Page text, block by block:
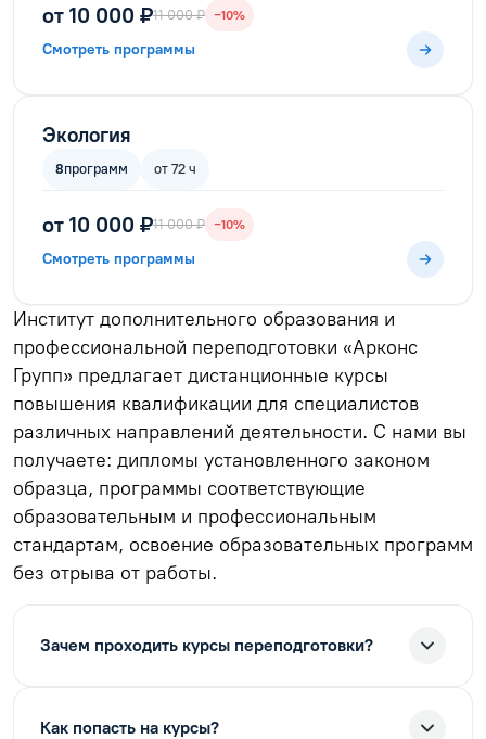
от 10 000 ₽11 000 ₽ −10%
Смотреть программы
Экология
8программ от 72 ч
от 10 000 ₽11 000 ₽ −10%
Смотреть программы
Институт дополнительного образования и
профессиональной переподготовки «Арконс
Групп» предлагает дистанционные курсы
повышения квалификации для специалистов
различных направлений деятельности. С нами вы
получаете: дипломы установленного законом
образца, программы соответствующие
образовательным и профессиональным
стандартам, освоение образовательных программ
без отрыва от работы.
Зачем проходить курсы переподготовки?
Как попасть на курсы?